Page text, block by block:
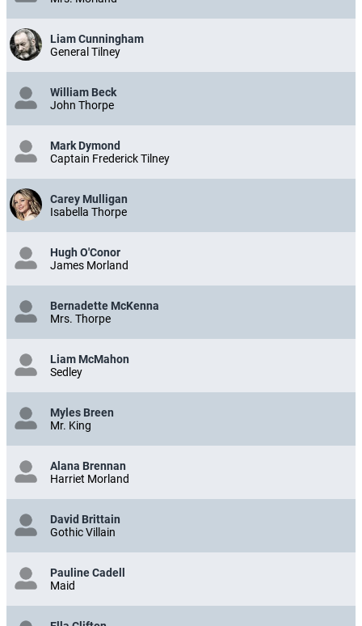
Liam Cunningham
General Tilney
William Beck
John Thorpe
Mark Dymond
Captain Frederick Tilney
Carey Mulligan
Isabella Thorpe
Hugh O'Conor
James Morland
Bernadette McKenna
Mrs. Thorpe
Liam McMahon
Sedley
Myles Breen
Mr. King
Alana Brennan
Harriet Morland
David Brittain
Gothic Villain
Pauline Cadell
Maid